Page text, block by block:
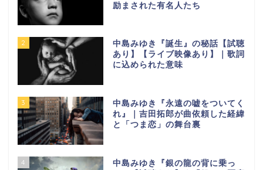
励まされた有名人たち
2
中島みゆき『誕生』の秘話【試聴
あり】【ライブ映像あり】｜歌詞
に込められた意味
3
中島みゆき『永遠の嘘をついてく
れ』｜吉田拓郎が曲依頼した経緯
と「つま恋」の舞台裏
4
中島みゆき『銀の龍の背に乗っ